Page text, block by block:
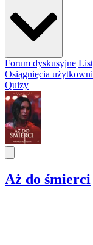
Forum dyskusyjne
Osiągnięcia
Quizy
Aż do śmierci